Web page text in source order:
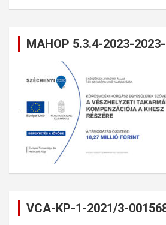
MAHOP 5.3.4-2023-
VCA-KP-1-2021/3-